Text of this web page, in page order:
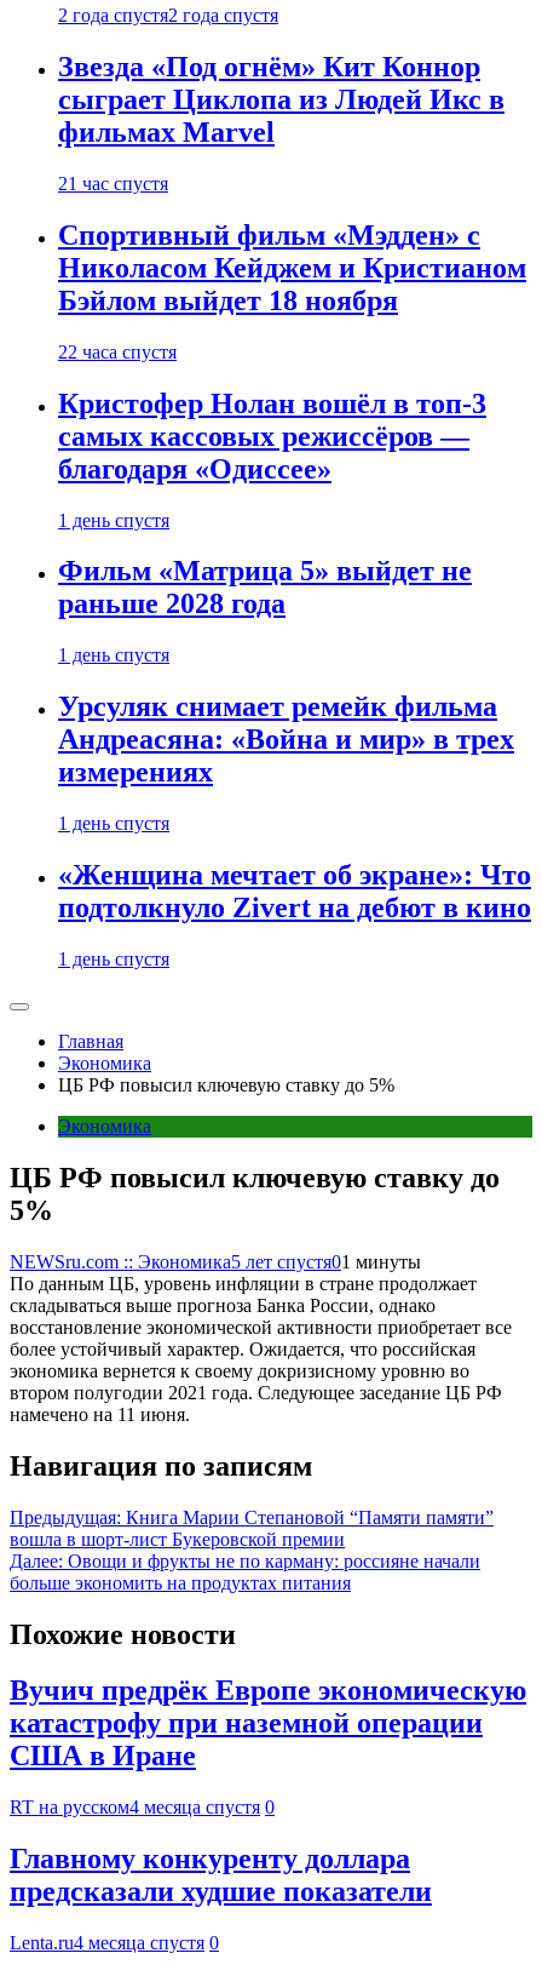
2 года спустя2 года спустя
Звезда «Под огнём» Кит Коннор
сыграет Циклопа из Людей Икс в
фильмах Marvel
21 час спустя
Спортивный фильм «Мэдден» с
Николасом Кейджем и Кристианом
Бэйлом выйдет 18 ноября
22 часа спустя
Кристофер Нолан вошёл в топ-3
самых кассовых режиссёров —
благодаря «Одиссее»
1 день спустя
Фильм «Матрица 5» выйдет не
раньше 2028 года
1 день спустя
Урсуляк снимает ремейк фильма
Андреасяна: «Война и мир» в трех
измерениях
1 день спустя
«Женщина мечтает об экране»: Что
подтолкнуло Zivert на дебют в кино
1 день спустя
Главная
Экономика
ЦБ РФ повысил ключевую ставку до 5%
Экономика
ЦБ РФ повысил ключевую ставку до
5%
NEWSru.com :: Экономика5 лет спустя01 минуты
По данным ЦБ, уровень инфляции в стране продолжает
складываться выше прогноза Банка России, однако
восстановление экономической активности приобретает все
более устойчивый характер. Ожидается, что российская
экономика вернется к своему докризисному уровню во
втором полугодии 2021 года. Следующее заседание ЦБ РФ
намечено на 11 июня.
Навигация по записям
Предыдущая: Книга Марии Степановой “Памяти памяти”
вошла в шорт-лист Букеровской премии
Далее: Овощи и фрукты не по карману: россияне начали
больше экономить на продуктах питания
Похожие новости
Вучич предрёк Европе экономическую
катастрофу при наземной операции
США в Иране
RT на русском4 месяца спустя 0
Главному конкуренту доллара
предсказали худшие показатели
Lenta.ru4 месяца спустя 0